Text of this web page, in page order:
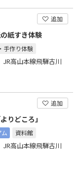
追加
紙すき体験
手作り体験
高山本線飛騨古川
追加
りどころ」
資料館
高山本線飛騨古川